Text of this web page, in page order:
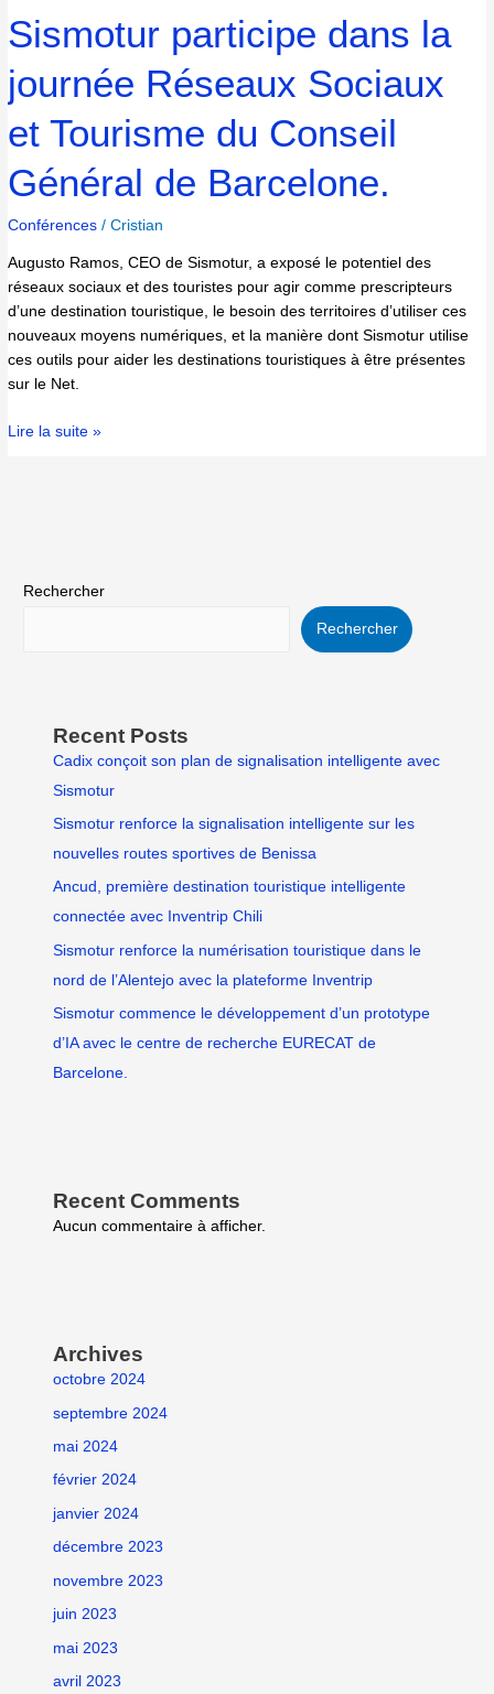
Sismotur participe dans la
journée Réseaux Sociaux
et Tourisme du Conseil
Général de Barcelone.
Conférences /Cristian
Augusto Ramos, CEO de Sismotur, a exposé le potentiel des
réseaux sociaux et des touristes pour agir comme prescripteurs
d’une destination touristique, le besoin des territoires d’utiliser ces
nouveaux moyens numériques, et la manière dont Sismotur utilise
ces outils pour aider les destinations touristiques à être présentes
sur le Net.
Lire la suite »
Rechercher
Rechercher
Recent Posts
Cadix conçoit son plan de signalisation intelligente avec
Sismotur
Sismotur renforce la signalisation intelligente sur les
nouvelles routes sportives de Benissa
Ancud, première destination touristique intelligente
connectée avec Inventrip Chili
Sismotur renforce la numérisation touristique dans le
nord de l’Alentejo avec la plateforme Inventrip
Sismotur commence le développement d’un prototype
d’IA avec le centre de recherche EURECAT de
Barcelone.
Recent Comments
Aucun commentaire à afficher.
Archives
octobre 2024
septembre 2024
mai 2024
février 2024
janvier 2024
décembre 2023
novembre 2023
juin 2023
mai 2023
avril 2023